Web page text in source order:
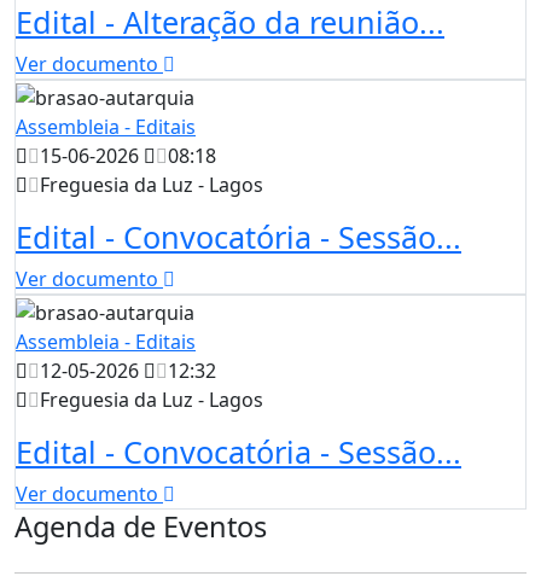
Edital - Alteração da reunião...
Ver documento
Assembleia - Editais
15-06-2026
08:18
Freguesia da Luz - Lagos
Edital - Convocatória - Sessão...
Ver documento
Assembleia - Editais
12-05-2026
12:32
Freguesia da Luz - Lagos
Edital - Convocatória - Sessão...
Ver documento
Agenda de Eventos